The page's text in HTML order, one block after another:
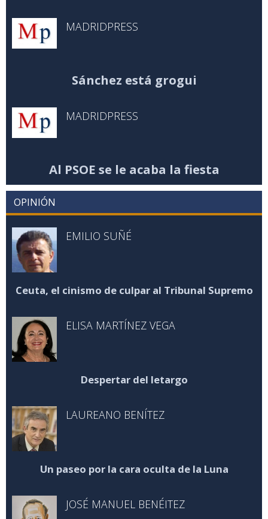
MADRIDPRESS
Sánchez está grogui
MADRIDPRESS
Al PSOE se le acaba la fiesta
OPINIÓN
EMILIO SUÑÉ
Ceuta, el cinismo de culpar al Tribunal Supremo
ELISA MARTÍNEZ VEGA
Despertar del letargo
LAUREANO BENÍTEZ
Un paseo por la cara oculta de la Luna
JOSÉ MANUEL BENÉITEZ